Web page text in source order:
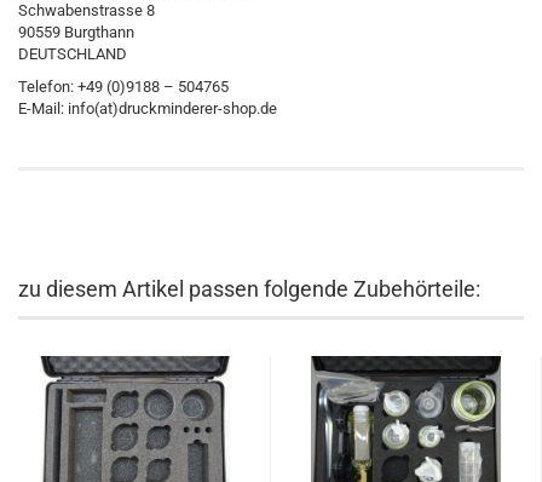
Schwabenstrasse 8
90559 Burgthann
DEUTSCHLAND
Telefon: +49 (0)9188 – 504765
E-Mail: info(at)druckminderer-shop.de
zu diesem Artikel passen folgende Zubehörteile: